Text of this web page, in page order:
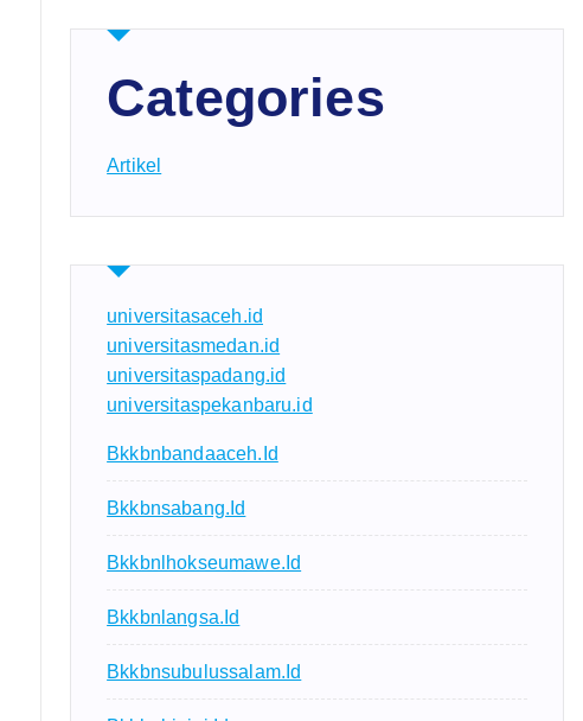
Categories
Artikel
universitasaceh.id
universitasmedan.id
universitaspadang.id
universitaspekanbaru.id
Bkkbnbandaaceh.id
Bkkbnsabang.id
Bkkbnlhokseumawe.id
Bkkbnlangsa.id
Bkkbnsubulussalam.id